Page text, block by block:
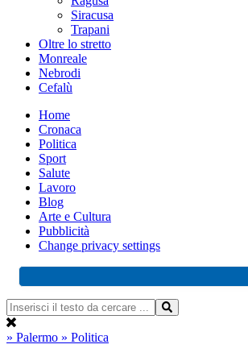
Siracusa
Trapani
Oltre lo stretto
Monreale
Nebrodi
Cefalù
Home
Cronaca
Politica
Sport
Salute
Lavoro
Blog
Arte e Cultura
Pubblicità
Change privacy settings
» Palermo » Politica